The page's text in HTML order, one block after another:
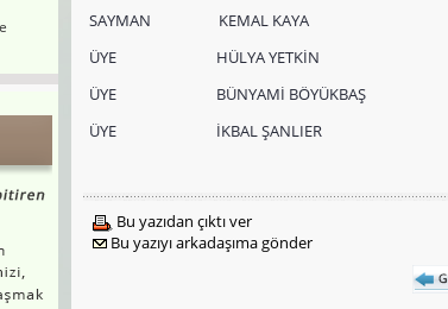
SAYMAN KEMAL KAYA
ÜYE HÜLYA YETKİN
ÜYE BÜNYAMİ BÖYÜKBAŞ
ÜYE İKBAL ŞANLIER
Bu yazıdan çıktı ver
Bu yazıyı arkadaşıma gönder